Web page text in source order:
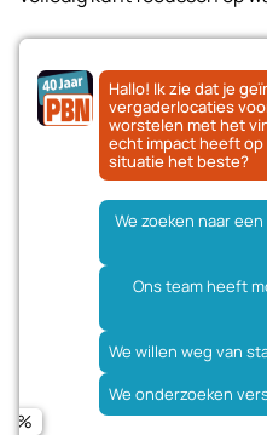
Hallo! Ik zie dat je
vergaderlocaties
worstelen met het
echt impact heeft
situatie het beste?
We zoeken naar
Ons team heeft
We willen weg van
We onderzoeken
Avontuurlijke
Combinatie van
Inspirerende
Volledig verzorgd
Naam